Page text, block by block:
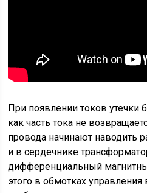
При появлении токов утечки
как часть тока не
провода начинают наводить
и в сердечнике
дифференциальный
этого в обмотках управления